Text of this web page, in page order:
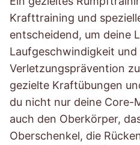
Krafttraining und
entscheidend, um deine
Laufgeschwindigkeit und
Verletzungsprävention
gezielte Kraftübungen
du nicht nur deine Core-
auch den Oberkörper,
Oberschenkel, die